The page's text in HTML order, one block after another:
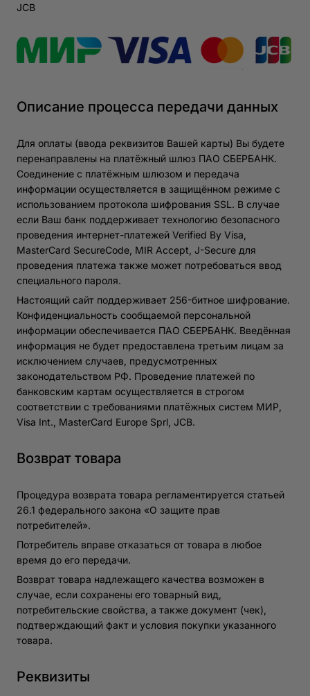
JCB
Описание процесса передачи данных
Для оплаты (ввода реквизитов Вашей карты) Вы будете
перенаправлены на платёжный шлюз ПАО СБЕРБАНК.
Соединение с платёжным шлюзом и передача
информации осуществляется в защищённом режиме с
использованием протокола шифрования SSL. В случае
если Ваш банк поддерживает технологию безопасного
проведения интернет-платежей Verified By Visa,
MasterCard SecureCode, MIR Accept, J-Secure для
проведения платежа также может потребоваться ввод
специального пароля.
Настоящий сайт поддерживает 256-битное шифрование.
Конфиденциальность сообщаемой персональной
информации обеспечивается ПАО СБЕРБАНК. Введённая
информация не будет предоставлена третьим лицам за
исключением случаев, предусмотренных
законодательством РФ. Проведение платежей по
банковским картам осуществляется в строгом
соответствии с требованиями платёжных систем МИР,
Visa Int., MasterCard Europe Sprl, JCB.
Возврат товара
Процедура возврата товара регламентируется статьей
26.1 федерального закона «О защите прав
потребителей».
Потребитель вправе отказаться от товара в любое
время до его передачи.
Возврат товара надлежащего качества возможен в
случае, если сохранены его товарный вид,
потребительские свойства, а также документ (чек),
подтверждающий факт и условия покупки указанного
товара.
Реквизиты